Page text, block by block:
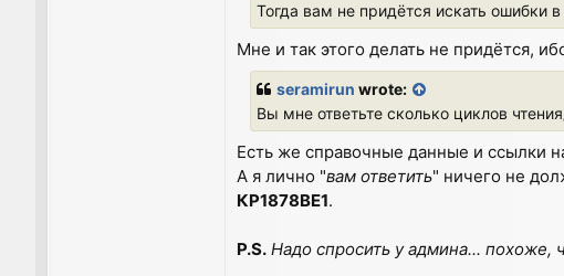
Тогда вам не придётся искать ошибки
Мне и так этого делать не придётся,
seramirun wrote:
Вы мне ответьте сколько циклов
Есть же справочные данные и ссылки
А я лично "вам ответить" ничего не
КР1878ВЕ1.
P.S. Надо спросить у админа... похоже,